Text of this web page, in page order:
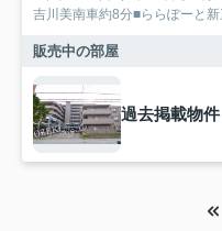
吉川美南車約8分■ららぽーと
販売中の部屋
過去掲載物件